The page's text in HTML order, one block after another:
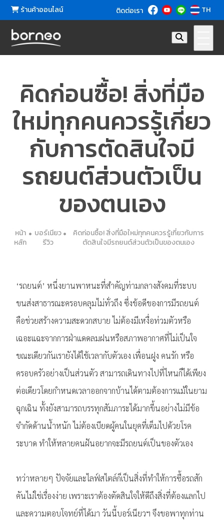
ร้านค้าออนไลน์ ติดต่อเรา TH
คิดก่อนซื้อ! สิ่งที่มือ
ใหม่ทุกคนควรรู้เกี่ยว
กับการตัดสินใจมี
รถยนต์ส่วนตัวเป็น
ของตนเอง
หน้า
หลัก
บอร์เนียว
รีวิว
คิดก่อนซื้อ! สิ่งที่มือใหม่ทุกคนควรรู้เกี่ยวกับการ
ตัดสินใจมีรถยนต์ส่วนตัวเป็นของตนเอง
‘รถยนต์’ หนึ่งยานพาหนะที่สำคัญท่ามกลางสังคมที่ระบบ
ขนส่งสาธารณะครอบคลุมไม่ทั่วถึง ซึ่งข้อดีของการมีรถยนต์
คือช่วยสร้างความสะดวกสบาย ไม่ต้องมีเหงื่อท่วมตัวหรือ
เฉอะแฉะจากการฝ่าแดดลมฝนหรือสภาพอากาศที่ไม่เป็นใจ
ขณะเดียวกันเรายังได้ใช้เวลากับตัวเอง เพื่อนฝูง คนรัก หรือ
ครอบครัวอย่างเป็นส่วนตัว สามารถเดินทางไปที่ไหนก็ได้เพียง
ต่อเดียวโดยกำหนดเวลาออกจากบ้านได้ตามต้องการแม้ในยาม
ฉุกเฉิน ทั้งยังสามารถบรรทุกสัมภาระได้มากขึ้นอย่างไม่มีข้อ
จำกัดด้านน้ำหนัก ไม่ต้องเบียดผู้คนในยุคที่เต็มไปด้วยโรค
ระบาด ทำให้หลายคนฝันอยากจะมีรถยนต์เป็นของตัวเอง
ทว่าหลายๆ ปัจจัยและไลฟ์สไตล์ก็เป็นสิ่งที่ทำให้การซื้อรถสัก
คันไม่ใช่เรื่องง่าย เพราะเราต้องตัดสินใจให้ดีถึงสิ่งที่ต้องแลกไป
และความตอบโจทย์ที่ได้มา วันนี้บอร์เนียวฯ จึงขอพาทุกท่าน